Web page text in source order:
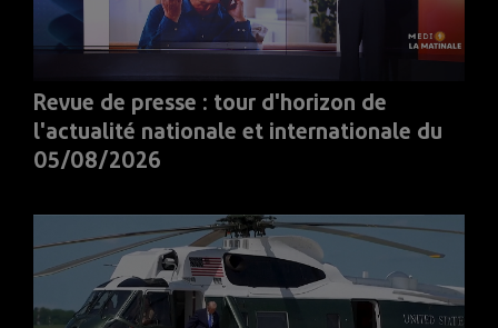
Revue de presse : tour d'horizon de
l'actualité nationale et internationale du
05/08/2026